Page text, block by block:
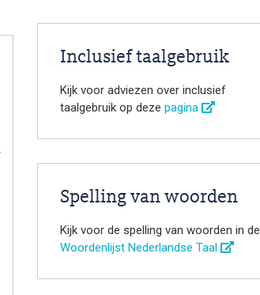
Inclusief taalgebruik
Kijk voor adviezen over inclusief
taalgebruik op deze pagina
Spelling van woorden
Kijk voor de spelling van woorden in de
Woordenlijst Nederlandse Taal